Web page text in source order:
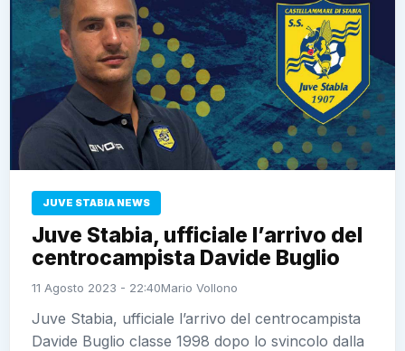
JUVE STABIA NEWS
Juve Stabia, ufficiale l’arrivo del
centrocampista Davide Buglio
11 Agosto 2023 - 22:40Mario Vollono
Juve Stabia, ufficiale l’arrivo del centrocampista
Davide Buglio classe 1998 dopo lo svincolo dalla